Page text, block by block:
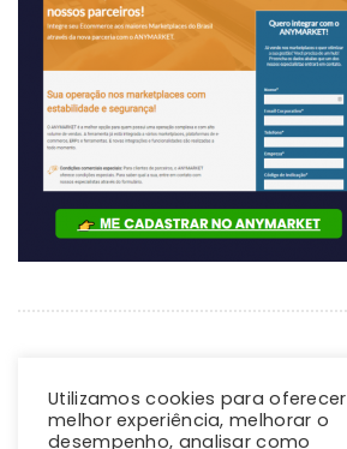
Utilizamos cookies para oferecer
melhor experiência, melhorar o
desempenho, analisar como